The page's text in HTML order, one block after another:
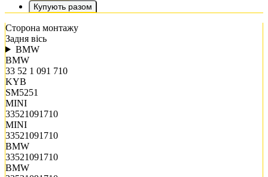
Купують разом
Сторона монтажу
Задня вісь
BMW
BMW
33 52 1 091 710
KYB
SM5251
MINI
33521091710
MINI
33521091710
BMW
33521091710
BMW